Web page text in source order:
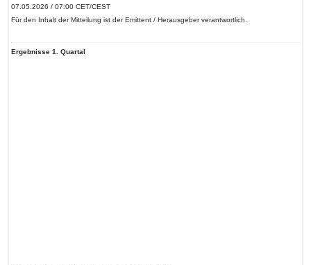
07.05.2026 / 07:00 CET/CEST
Für den Inhalt der Mitteilung ist der Emittent / Herausgeber verantwortlich.
Ergebnisse 1. Quartal